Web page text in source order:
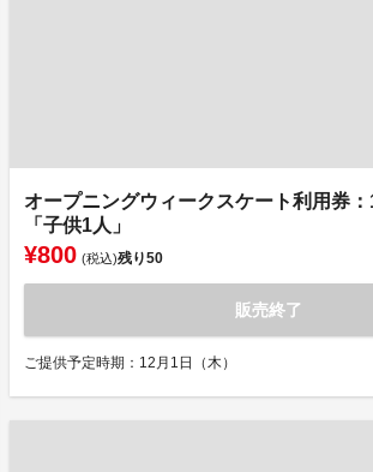
オープニングウィークスケート利用券：
「子供1人」
¥800 (税込)残り50
販売終了
ご提供予定時期：12月1日（木）